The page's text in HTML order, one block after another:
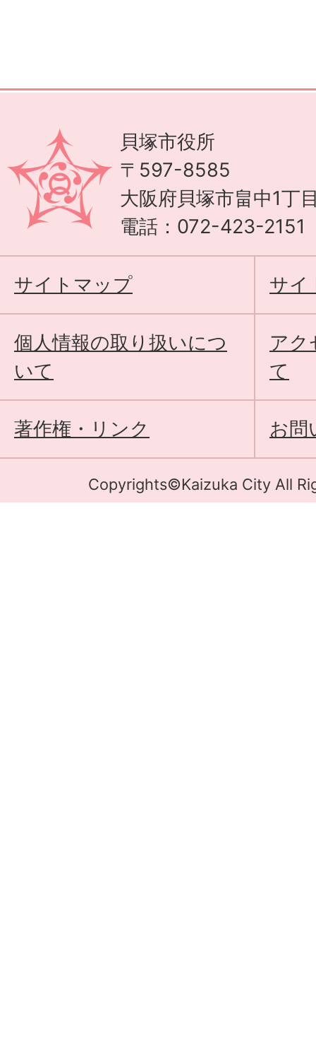
貝塚市役所
〒597-8585
大阪府貝塚市畠中1丁
電話：072-423-2151
サイトマップ サイ
個人情報の取り扱いにつ
いて
アク
て
著作権・リンク お問
Copyrights©Kaizuka City All